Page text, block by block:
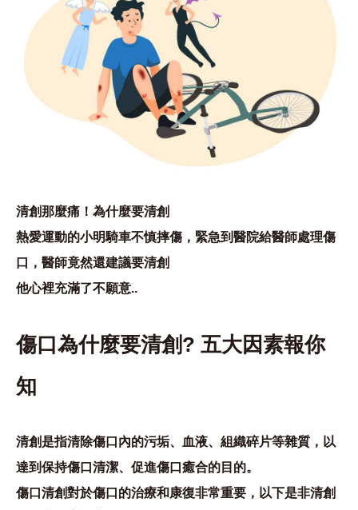
清創那麼痛！為什麼要清創
熱愛運動的小明騎車不慎摔傷，緊急到醫院給醫師處理傷
口，醫師竟然還建議要清創
他心裡充滿了不願意..
傷口為什麼要清創? 五大因素報你
知
清創是指清除傷口內的污垢、血液、組織碎片等雜質，以
達到保持傷口清潔、促進傷口癒合的目的。
傷口清創對於傷口的治療和康復非常重要，以下是非清創